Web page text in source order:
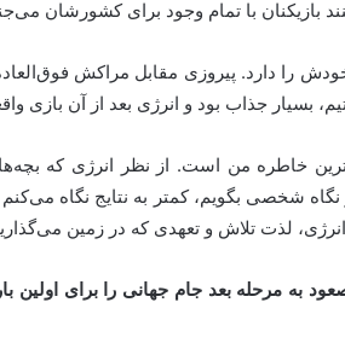
بازیکنان با تمام وجود برای کشورشان
را دارد. پیروزی مقابل مراکش فوق‌العاده
بسیار جذاب بود و انرژی بعد از آن بازی
خاطره من است. از نظر انرژی که
شخصی بگویم، کمتر به نتایج نگاه
انرژی، لذت تلاش و تعهدی که در زمین
به مرحله بعد جام جهانی را برای اولین